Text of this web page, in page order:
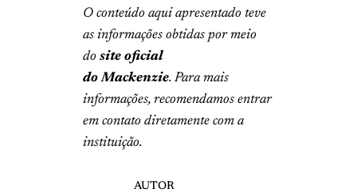
O conteúdo aqui apresentado teve
as informações obtidas por meio
do site oficial
do Mackenzie. Para mais
informações, recomendamos entrar
em contato diretamente com a
instituição.
AUTOR